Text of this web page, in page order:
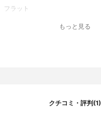
フラット
もっと見る
クチコミ・評判(1)